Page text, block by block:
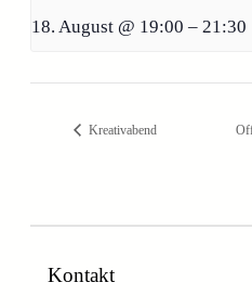
18. August @ 19:00 – 21:30
Kreativabend
Kontakt